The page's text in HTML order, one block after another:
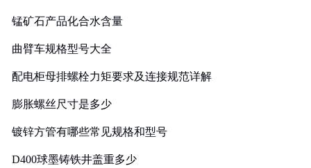
锰矿石产品化合水含量
曲臂车规格型号大全
配电柜母排螺栓力矩要求及连接规范详解
膨胀螺丝尺寸是多少
镀锌方管有哪些常见规格和型号
D400球墨铸铁井盖重多少